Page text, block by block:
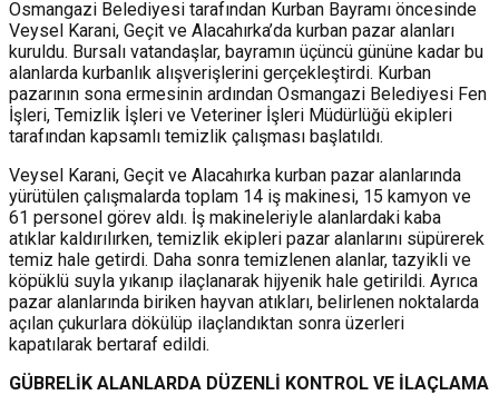
Osmangazi Belediyesi tarafından Kurban Bayramı öncesinde
Veysel Karani, Geçit ve Alacahırka’da kurban pazar alanları
kuruldu. Bursalı vatandaşlar, bayramın üçüncü gününe kadar bu
alanlarda kurbanlık alışverişlerini gerçekleştirdi. Kurban
pazarının sona ermesinin ardından Osmangazi Belediyesi Fen
İşleri, Temizlik İşleri ve Veteriner İşleri Müdürlüğü ekipleri
tarafından kapsamlı temizlik çalışması başlatıldı.
Veysel Karani, Geçit ve Alacahırka kurban pazar alanlarında
yürütülen çalışmalarda toplam 14 iş makinesi, 15 kamyon ve
61 personel görev aldı. İş makineleriyle alanlardaki kaba
atıklar kaldırılırken, temizlik ekipleri pazar alanlarını süpürerek
temiz hale getirdi. Daha sonra temizlenen alanlar, tazyikli ve
köpüklü suyla yıkanıp ilaçlanarak hijyenik hale getirildi. Ayrıca
pazar alanlarında biriken hayvan atıkları, belirlenen noktalarda
açılan çukurlara dökülüp ilaçlandıktan sonra üzerleri
kapatılarak bertaraf edildi.
GÜBRELİK ALANLARDA DÜZENLİ KONTROL VE İLAÇLAMA